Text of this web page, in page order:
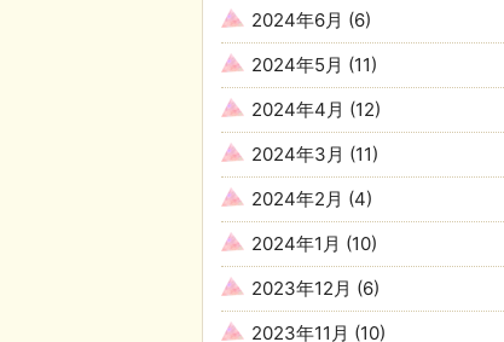
2024年6月 (6)
2024年5月 (11)
2024年4月 (12)
2024年3月 (11)
2024年2月 (4)
2024年1月 (10)
2023年12月 (6)
2023年11月 (10)